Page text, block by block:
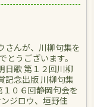
んが、川柳句集を
とうございます。
日歌 第１２回川柳
記念出版 川柳句集
０６回静岡句会を
ジロウ、垣野佳